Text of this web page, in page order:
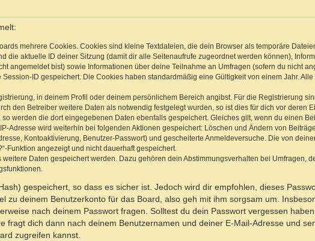
mehrere Cookies. Cookies sind kleine Textdateien, die dein Browser als temporäre
die aktuelle ID deiner Sitzung (damit dir alle Seitenaufrufe zugeordnet werden können),
angemeldet bist) sowie Informationen über deine Teilnahme an Umfragen (sofern du nicht
ID gespeichert. Die Cookies haben standardmäßig eine Gültigkeit von einem Jahr.
in deinem Profil oder deinem persönlichem Bereich angibst. Für die Registrierung
den Betreiber weitere Daten als notwendig festgelegt wurden, so ist dies für dich vor deren
werden die dort eingegebenen Daten ebenfalls gespeichert. Gleiches gilt, wenn du einen
Adresse wird weiterhin bei folgenden Aktionen gespeichert: Löschen und Ändern von
Kontoaktivierung, Benutzer-Passwort) und gescheiterte Anmeldeversuche. Die von
Funktion angezeigt und nicht dauerhaft gespeichert.
Daten gespeichert werden. Dazu gehören dein Abstimmungsverhalten bei Umfragen,
gespeichert, so dass es sicher ist. Jedoch wird dir empfohlen, dieses
zu deinem Benutzerkonto für das Board, also geh mit ihm sorgsam um.
nach deinem Passwort fragen. Solltest du dein Passwort vergessen
fragt dich dann nach deinem Benutzernamen und deiner E-Mail-Adresse und
zugreifen kannst.